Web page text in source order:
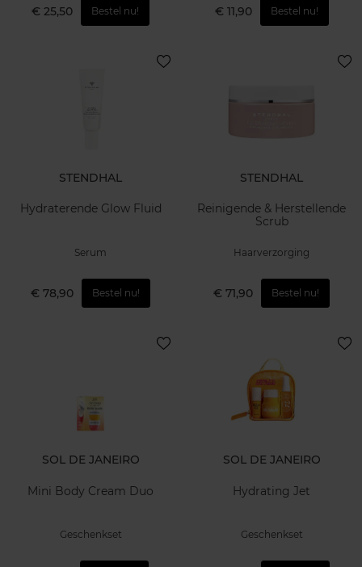
€ 25,50 Bestel nu! € 11,90 Bestel nu!
STENDHAL
Hydraterende Glow Fluid
Serum
€ 78,90 Bestel nu!
STENDHAL
Reinigende & Herstellende
Scrub
Haarverzorging
€ 71,90 Bestel nu!
SOL DE JANEIRO
Mini Body Cream Duo
Geschenkset
SOL DE JANEIRO
Hydrating Jet
Geschenkset